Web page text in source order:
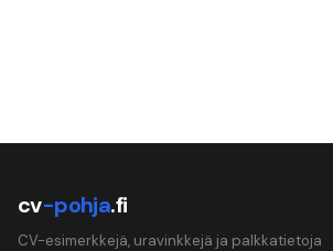
cv-pohja.fi
CV-esimerkkejä, uravinkkejä ja palkkatietoja